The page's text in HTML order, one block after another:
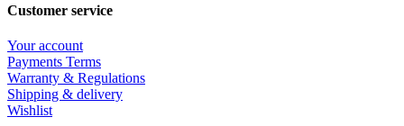
Customer service
Your account
Payments Terms
Warranty & Regulations
Shipping & delivery
Wishlist